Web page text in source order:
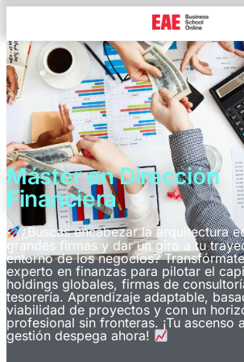
Máster en Dirección
Financiera
¿Buscas encabezar la arquitectura
grandes firmas y dar un giro a tu
entorno de los negocios?
experto en finanzas para pilotar el
holdings globales, firmas de
tesorería. Aprendizaje adaptable,
viabilidad de proyectos y con un
profesional sin fronteras. ¡Tu ascenso
gestión despega ahora!